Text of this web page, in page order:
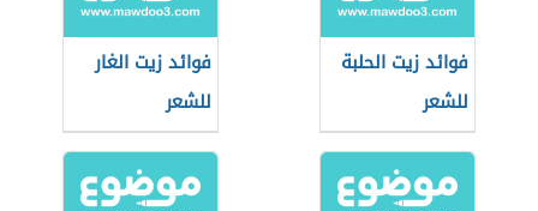
فوائد زيت الحلبة
للشعر
فوائد زيت الغار
للشعر